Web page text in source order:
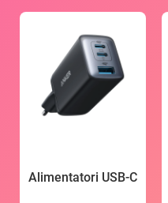
Alimentatori USB-C